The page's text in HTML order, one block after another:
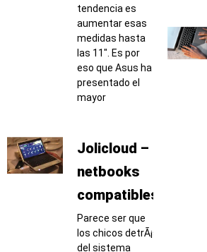
tendencia es
aumentar esas
medidas hasta
las 11″. Es por
eso que Asus ha
presentado el
mayor
Jolicloud –
netbooks
compatibles
Parece ser que
los chicos detrÃ¡s
del sistema